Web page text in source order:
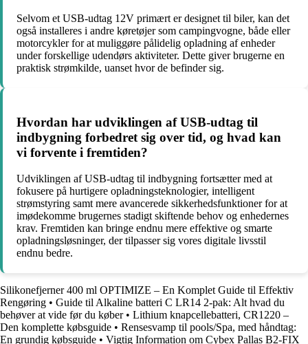
Selvom et USB-udtag 12V primært er designet til biler, kan det
også installeres i andre køretøjer som campingvogne, både eller
motorcykler for at muliggøre pålidelig opladning af enheder
under forskellige udendørs aktiviteter. Dette giver brugerne en
praktisk strømkilde, uanset hvor de befinder sig.
Hvordan har udviklingen af USB-udtag til
indbygning forbedret sig over tid, og hvad kan
vi forvente i fremtiden?
Udviklingen af USB-udtag til indbygning fortsætter med at
fokusere på hurtigere opladningsteknologier, intelligent
strømstyring samt mere avancerede sikkerhedsfunktioner for at
imødekomme brugernes stadigt skiftende behov og enhedernes
krav. Fremtiden kan bringe endnu mere effektive og smarte
opladningsløsninger, der tilpasser sig vores digitale livsstil
endnu bedre.
Silikonefjerner 400 ml OPTIMIZE – En Komplet Guide til Effektiv
Rengøring • Guide til Alkaline batteri C LR14 2-pak: Alt hvad du
behøver at vide før du køber• Lithium knapcellebatteri, CR1220 –
Den komplette købsguide • Rensesvamp til pools/Spa, med håndtag:
En grundig købsguide • Vigtig Information om Cybex Pallas B2-FIX